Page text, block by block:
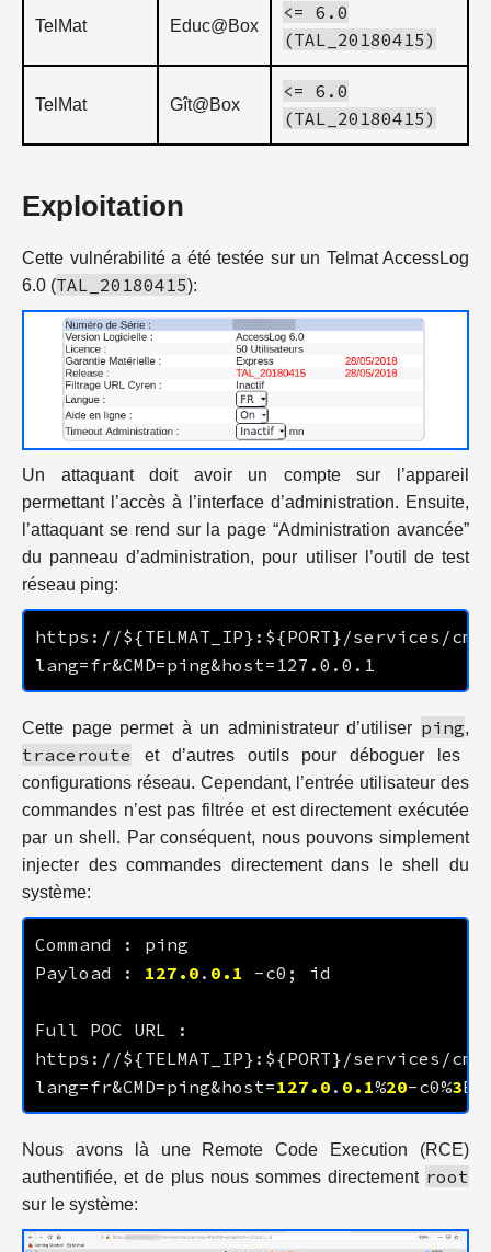
TelMat Educ@Box
<= 6.0
(TAL_20180415)
TelMat Gît@Box
<= 6.0
(TAL_20180415)
Exploitation
Cette vulnérabilité a été testée sur un Telmat AccessLog
6.0 (TAL_20180415):
Un attaquant doit avoir un compte sur l’appareil
permettant l’accès à l’interface d’administration. Ensuite,
l’attaquant se rend sur la page “Administration avancée”
du panneau d’administration, pour utiliser l’outil de test
réseau ping:
https://${TELMAT_IP}:${PORT}/services/
Cette page permet à un administrateur d’utiliser ping,
traceroute
et d’autres outils pour déboguer les
configurations réseau. Cependant, l’entrée utilisateur des
commandes n’est pas filtrée et est directement exécutée
par un shell. Par conséquent, nous pouvons simplement
injecter des commandes directement dans le shell du
système:
Payload : 127.0 . 0.1
Full POC URL :
https://${TELMAT_IP}:${PORT}/services/
lang=fr&CMD=ping&host=127.0 . 0.1%20-c0%3B%
Nous avons là une Remote Code Execution (RCE)
authentifiée, et de plus nous sommes directement root
sur le système: